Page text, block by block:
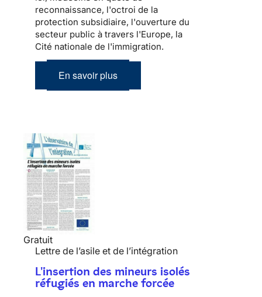
reconnaissance, l'octroi de la
protection subsidiaire, l'ouverture du
secteur public à travers l'Europe, la
Cité nationale de l'immigration.
En savoir plus
Gratuit
Lettre de l’asile et de l’intégration
L'insertion des mineurs isolés
réfugiés en marche forcée